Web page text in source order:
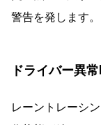
警告を発します。
ドライバー異
レーントレーシ